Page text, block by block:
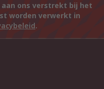
aan ons verstrekt bij het
worden verwerkt in
.